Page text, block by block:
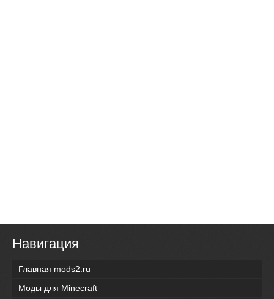
Навигация
Главная mods2.ru
Моды для Minecraft